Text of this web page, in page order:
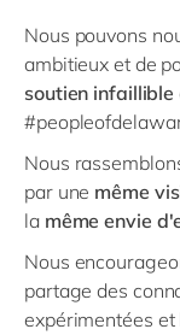
Nous pouvons
ambitieux et de
soutien infaillible
Nous
par une même
la même envie
Nous
partage des
expérimentées